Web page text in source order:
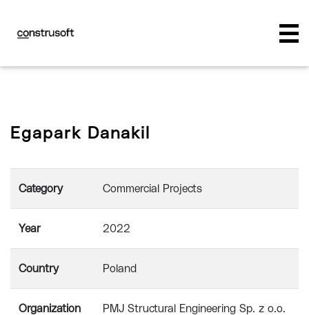
Egapark Danakil
Category Commercial Projects
Year 2022
Country Poland
Organization
PMJ Structural Engineering Sp. z o.o.